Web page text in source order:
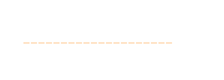
ーーーーーーーーーーーーーーーーーーーー